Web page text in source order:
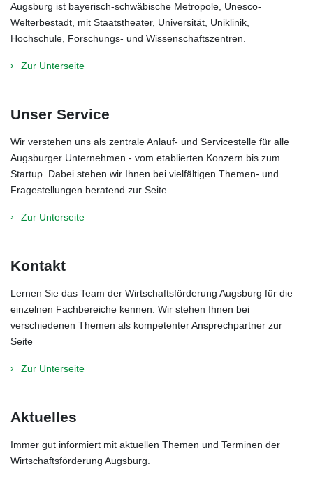
Augsburg ist bayerisch-schwäbische Metropole, Unesco-
Welterbestadt, mit Staatstheater, Universität, Uniklinik,
Hochschule, Forschungs- und Wissenschaftszentren.
Zur Unterseite
Unser Service
Wir verstehen uns als zentrale Anlauf- und Servicestelle für alle
Augsburger Unternehmen - vom etablierten Konzern bis zum
Startup. Dabei stehen wir Ihnen bei vielfältigen Themen- und
Fragestellungen beratend zur Seite.
Zur Unterseite
Kontakt
Lernen Sie das Team der Wirtschaftsförderung Augsburg für die
einzelnen Fachbereiche kennen. Wir stehen Ihnen bei
verschiedenen Themen als kompetenter Ansprechpartner zur
Seite
Zur Unterseite
Aktuelles
Immer gut informiert mit aktuellen Themen und Terminen der
Wirtschaftsförderung Augsburg.